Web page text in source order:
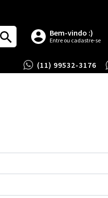
Bem-vindo :)
Entre ou cadastre-se
(11) 99532-3176